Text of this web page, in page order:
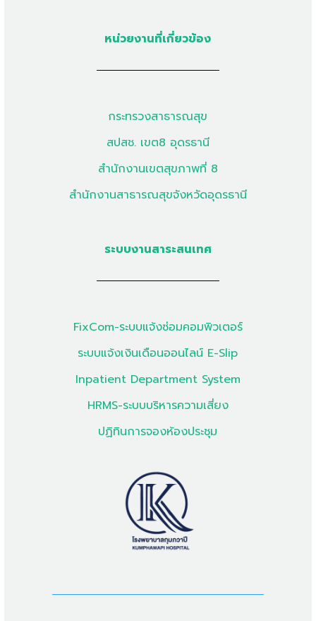
หน่วยงานที่เกี่ยวข้อง
กระทรวงสาธารณสุข
สปสช. เขต8 อุดรธานี
สำนักงานเขตสุขภาพที่ 8
สำนักงานสาธารณสุขจังหวัดอุดรธานี
ระบบงานสาระสนเทศ
FixCom-ระบบแจ้งซ่อมคอมพิวเตอร์
ระบบแจ้งเงินเดือนออนไลน์ E-Slip
Inpatient Department System
HRMS-ระบบบริหารความเสี่ยง
ปฏิทินการจองห้องประชุม